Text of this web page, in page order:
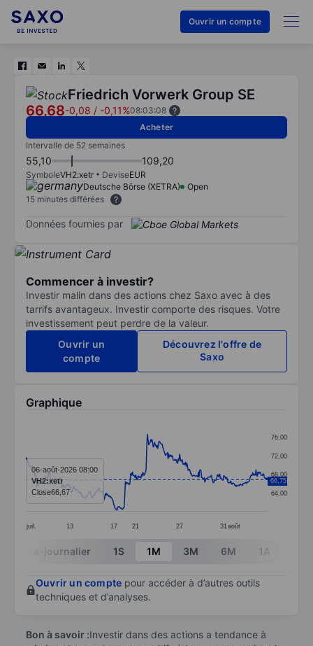
Ouvrir un compte
Friedrich Vorwerk Group SE
66,68-0,08 / -0,11%08:03:08
Acheter
Intervalle de 52 semaines
55,10 109,20
SymboleVH2:xetr DeviseEUR
Deutsche Börse (XETRA)
Open
15 minutes différées
Données fournies par
Commencer à investir?
Investir malin dans des actions chez Saxo avec à des
tarrifs avantageux. Investir comporte des risques. Votre
investissement peut perdre de la valeur.
Ouvrir un
compte
Découvrez l'offre de
Saxo
Graphique
Line chart with 375 data points.
The chart has 1 X axis displaying categories.
The chart has 1 Y axis displaying values. Data
juil. 13 17 21 27 31 août
64,00
68,00
72,00
76,00
66,75
06-août-2026 08:00
VH2:xetr
Close66,67
End of interactive chart.
Intra-journalier 1S 1M 3M 6M 1A
Ouvrir un compte pour accéder à d’autres outils
techniques et d’analyses.
Bon à savoir :Investir dans des actions a tendance à